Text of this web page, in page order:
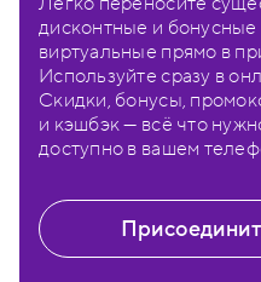
дисконтные и
виртуальные прямо в
Используйте сразу в
Скидки, бонусы,
и кэшбэк — всё что
доступно в вашем